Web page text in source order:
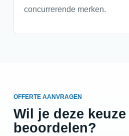
concurrerende merken.
OFFERTE AANVRAGEN
Wil je deze
beoordelen?